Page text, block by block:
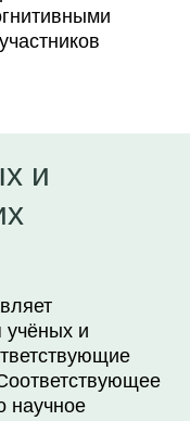
и
учёных и
научное